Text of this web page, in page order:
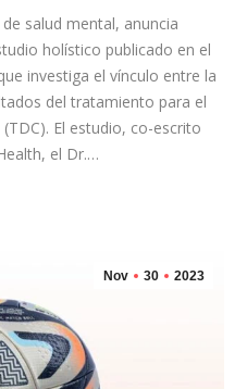
salud mental, anuncia
holístico publicado en el
investiga el vínculo entre la
del tratamiento para el
El estudio, co-escrito
el Dr.…
Nov 30 2023